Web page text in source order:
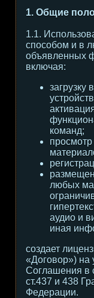
1. Общие
1.1.
способом и в
объявленных
включая:
загрузку
команд;
любых
аудио и
иная
создает
«Договор») на
Соглашения в
ст.437 и 438
Федерации.